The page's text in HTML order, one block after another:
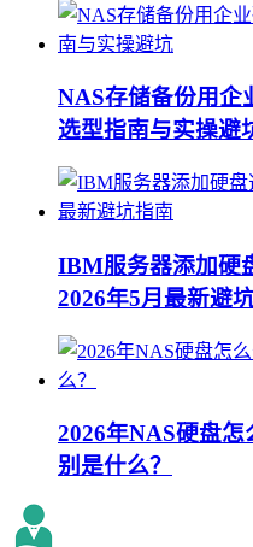
NAS存储备份用企
选型指南与实操避
IBM服务器添加硬
2026年5月最新避
2026年NAS硬盘
别是什么？